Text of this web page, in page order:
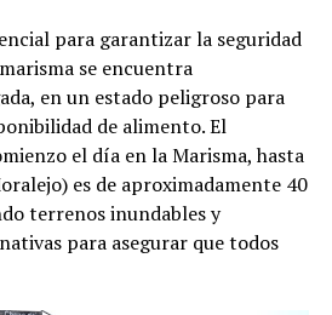
para garantizar la seguridad
se encuentra
en un estado peligroso para
de alimento. El
el día en la Marisma, hasta
es de aproximadamente 40
terrenos inundables y
para asegurar que todos